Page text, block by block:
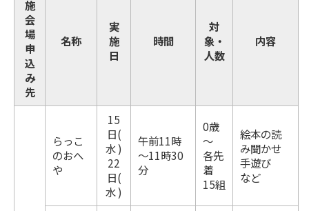
施
会
場
申
込
み
先
名称
実
施
日
時間
対
象・
人数
内容
らっこ
のおへ
や
15
日(
水 )
22
日(
水 )
午前11時
～11時30
分
0歳
～
各先
着
15組
絵本の読
み聞かせ
手遊び
など